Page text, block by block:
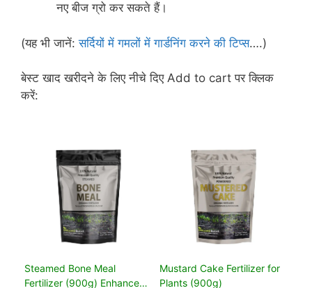
नए बीज ग्रो कर सकते हैं।
(यह भी जानें:सर्दियों में गमलों में गार्डनिंग करने की टिप्स….)
बेस्ट खाद खरीदने के लिए नीचे दिए Add to cart पर क्लिक
करें:
Steamed Bone Meal
Fertilizer (900g) Enhance
Mustard Cake Fertilizer for
Plants (900g)